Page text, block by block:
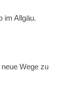
im Allgäu.
Wege zu